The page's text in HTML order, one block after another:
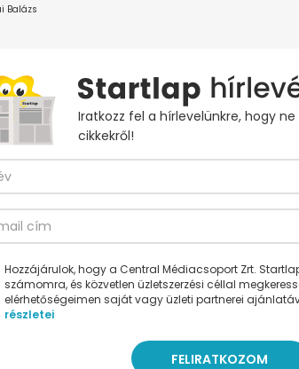
Balázs
Iratkozz fel a hírlevelünkre, hogy
cikkekről!
Hozzájárulok, hogy a Central Médiacsoport Zrt.
számomra, és közvetlen üzletszerzési céllal
elérhetőségeimen saját vagy üzleti partnerei
részletei